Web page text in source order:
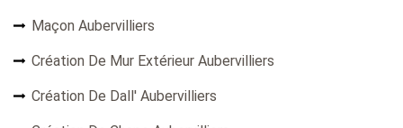
Maçon Aubervilliers
Création De Mur Extérieur Aubervilliers
Création De Dall' Aubervilliers